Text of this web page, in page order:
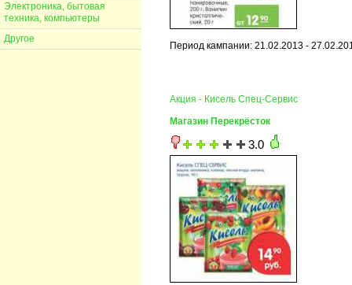
Электроника, бытовая
техника, компьютеры
Другое
Период кампании: 21.02.2013 -
Акция - Кисель Спец-Сервис
Магазин Перекрёсток
3.0